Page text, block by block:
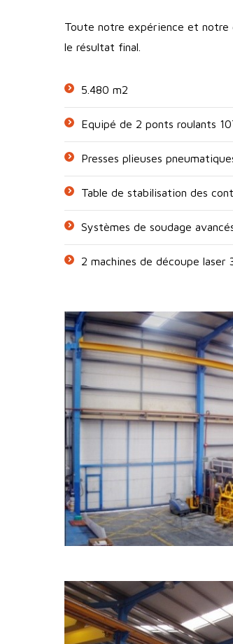
Toute notre expérience et notre
le résultat final.
5.480 m2
Equipé de 2 ponts roulants
Presses plieuses
Table de stabilisation des
Systèmes de soudage
2 machines de découpe laser